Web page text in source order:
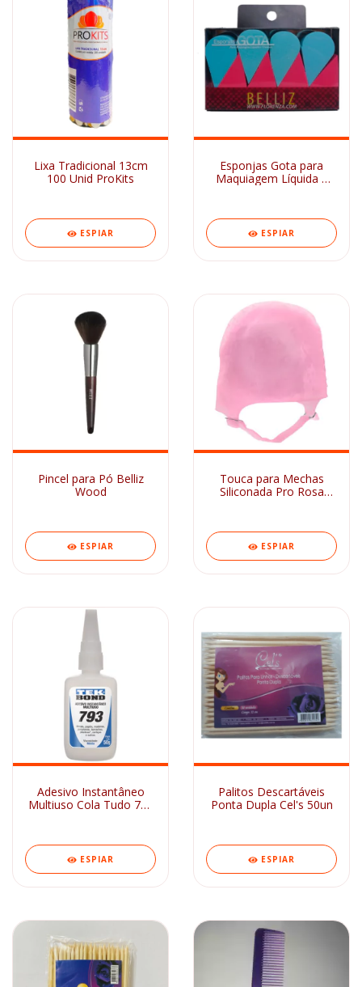
Lixa Tradicional 13cm
100 Unid ProKits
ESPIAR
Esponjas Gota para
Maquiagem Líquida e
ESPIAR
Pincel para Pó Belliz
Wood
ESPIAR
Touca para Mechas
Siliconada Pro Rosa
ESPIAR
Adesivo Instantâneo
Multiuso Cola Tudo 793
ESPIAR
Palitos Descartáveis
Ponta Dupla Cel's 50un
ESPIAR